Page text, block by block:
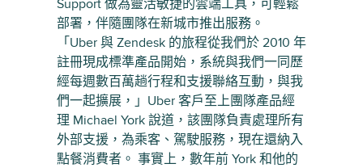
Support 做為靈活敏捷的雲端工具，可輕鬆
部署，伴隨團隊在新城市推出服務。
「Uber 與 Zendesk 的旅程從我們於 2010 年
註冊現成標準產品開始，系統與我們一同歷
經每週數百萬趟行程和支援聯絡互動，與我
們一起擴展，」Uber 客戶至上團隊產品經
理 Michael York 說道，該團隊負責處理所有
外部支援，為乘客、駕駛服務，現在還納入
點餐消費者。 事實上，數年前 York 和他的